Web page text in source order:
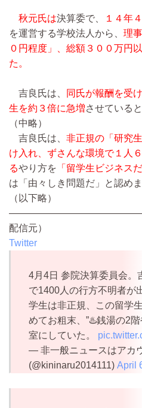
秋元氏は決算委で、 １４年
を運営する学校法人から、 理
０円程度」、総額３００万円
た。
吉良氏は、
同氏が報酬を受
生を約３倍に急増させていると
（中略）
吉良氏は、 非正規の「研究
け入れ、ずさんな環境で１人
るやり方を 「留学生ビジネスだ
は「由々しき問題だ」と認めま
（以下略）
配信元）
Twitter
4月4日 参院決算委員会。
で1400人の行方不明者が
学生は非正規、この留学
めてお粗末、”♨️銭湯の2
室にしていた。
— 非一般ニュースはアカ
(@kininaru2014111) April